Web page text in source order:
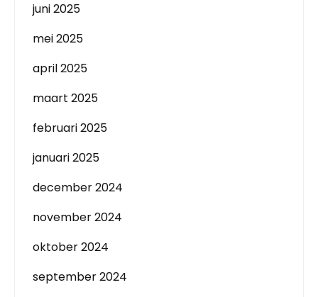
juni 2025
mei 2025
april 2025
maart 2025
februari 2025
januari 2025
december 2024
november 2024
oktober 2024
september 2024